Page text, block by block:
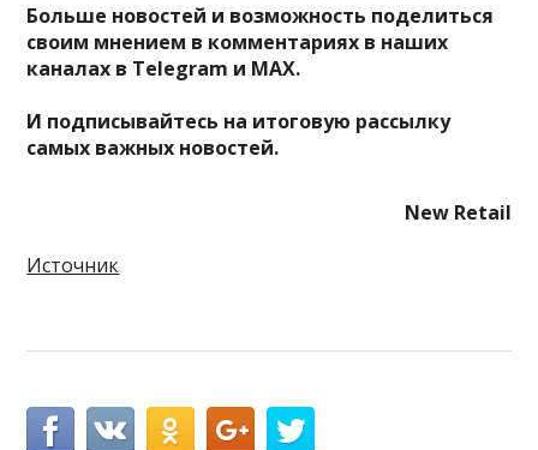
Больше новостей и возможность поделиться
своим мнением в комментариях в наших
каналах в Telegram и MAX.
И подписывайтесь на итоговую рассылку
самых важных новостей.
New Retail
Источник